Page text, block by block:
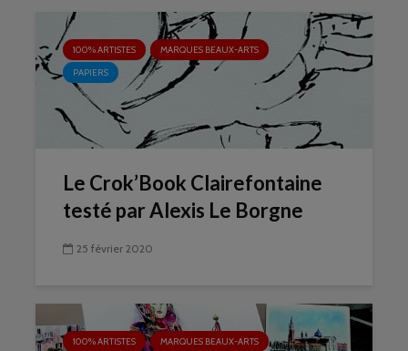
100% ARTISTES
MARQUES BEAUX-ARTS
PAPIERS
Le Crok’Book Clairefontaine
testé par Alexis Le Borgne
25 février 2020
100% ARTISTES MARQUES BEAUX-ARTS